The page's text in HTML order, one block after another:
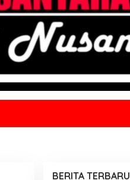
BERITA TERBARU